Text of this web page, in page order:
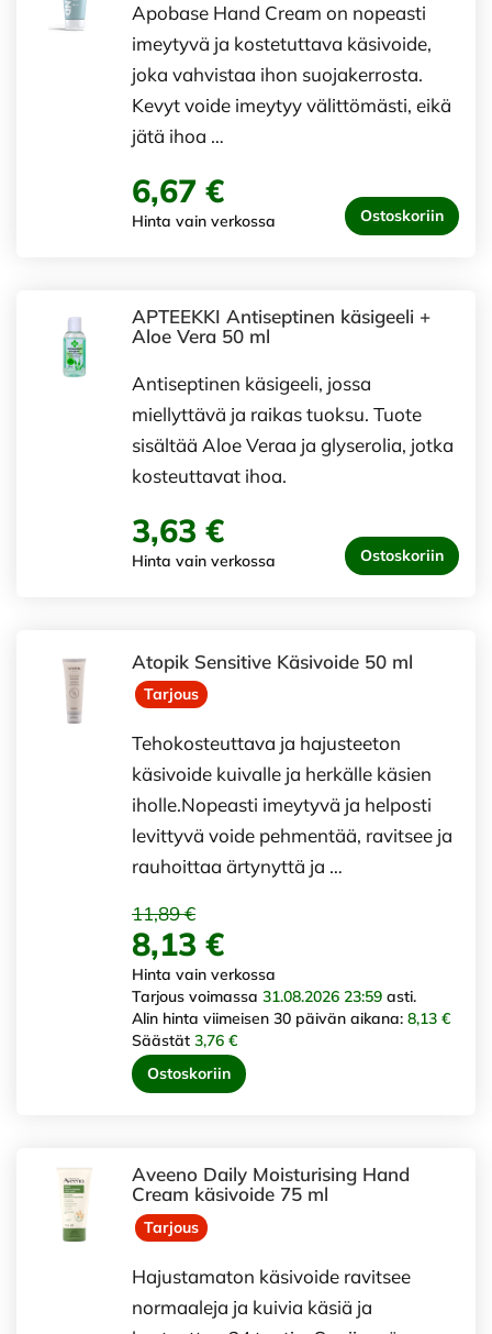
Apobase Hand Cream on nopeasti
imeytyvä ja kostetuttava käsivoide,
joka vahvistaa ihon suojakerrosta.
Kevyt voide imeytyy välittömästi, eikä
jätä ihoa …
6,67 €
Hinta vain verkossa Ostoskoriin
APTEEKKI Antiseptinen käsigeeli +
Aloe Vera 50 ml
Antiseptinen käsigeeli, jossa
miellyttävä ja raikas tuoksu. Tuote
sisältää Aloe Veraa ja glyserolia, jotka
kosteuttavat ihoa.
3,63 €
Hinta vain verkossa Ostoskoriin
Atopik Sensitive Käsivoide 50 ml
Tarjous
Tehokosteuttava ja hajusteeton
käsivoide kuivalle ja herkälle käsien
iholle.Nopeasti imeytyvä ja helposti
levittyvä voide pehmentää, ravitsee ja
rauhoittaa ärtynyttä ja …
11,89 €
8,13 €
Hinta vain verkossa
Tarjous voimassa 31.08.2026 23:59 asti.
Alin hinta viimeisen 30 päivän aikana: 8,13 €
Säästät 3,76 €
Ostoskoriin
Aveeno Daily Moisturising Hand
Cream käsivoide 75 ml
Tarjous
Hajustamaton käsivoide ravitsee
normaaleja ja kuivia käsiä ja